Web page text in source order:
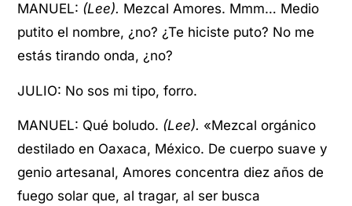
MANUEL: (Lee). Mezcal Amores. Mmm… Medio
putito el nombre, ¿no? ¿Te hiciste puto? No me
estás tirando onda, ¿no?
JULIO: No sos mi tipo, forro.
MANUEL: Qué boludo. (Lee). «Mezcal orgánico
destilado en Oaxaca, México. De cuerpo suave y
genio artesanal, Amores concentra diez años de
fuego solar que, al tragar, al ser busca